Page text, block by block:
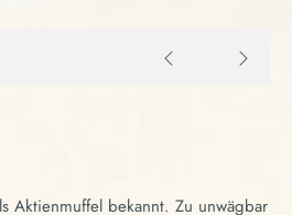
Aktienmuffel bekannt. Zu unwägbar